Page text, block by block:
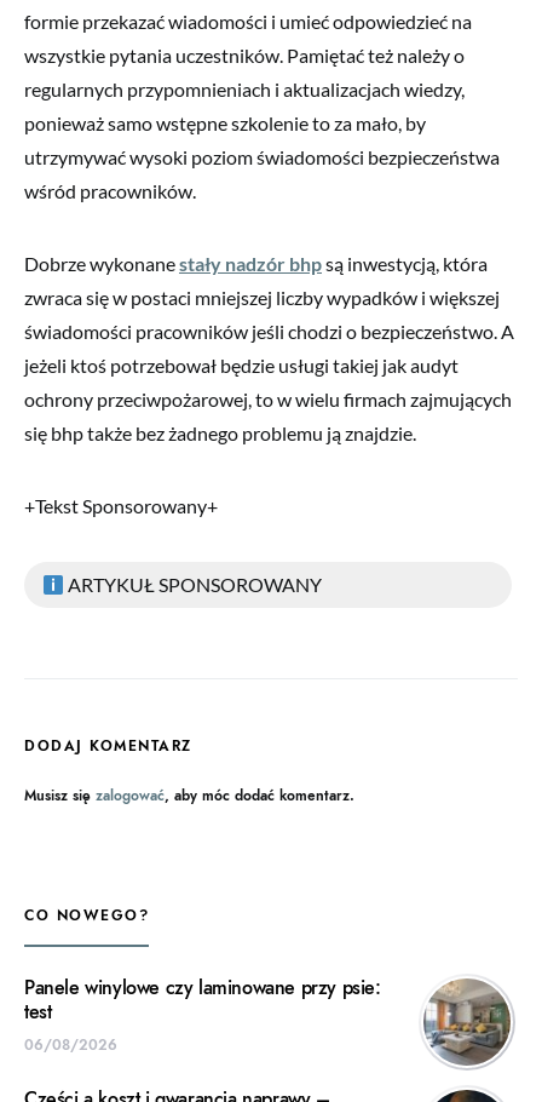
formie przekazać wiadomości i umieć odpowiedzieć na
wszystkie pytania uczestników. Pamiętać też należy o
regularnych przypomnieniach i aktualizacjach wiedzy,
ponieważ samo wstępne szkolenie to za mało, by
utrzymywać wysoki poziom świadomości bezpieczeństwa
wśród pracowników.
Dobrze wykonanestały nadzór bhpsą inwestycją, która
zwraca się w postaci mniejszej liczby wypadków i większej
świadomości pracowników jeśli chodzi o bezpieczeństwo. A
jeżeli ktoś potrzebował będzie usługi takiej jak audyt
ochrony przeciwpożarowej, to w wielu firmach zajmujących
się bhp także bez żadnego problemu ją znajdzie.
+Tekst Sponsorowany+
ARTYKUŁ SPONSOROWANY
DODAJ KOMENTARZ
Musisz się zalogować, aby móc dodać komentarz.
CO NOWEGO?
Panele winylowe czy laminowane przy psie:
test
06/08/2026